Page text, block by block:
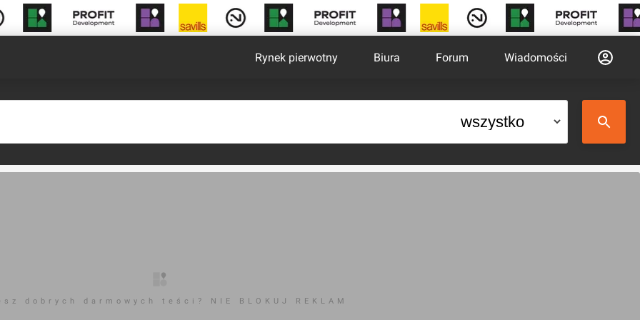
Rynek pierwotny Biura Forum Wiadomości
dobrych darmowych teści? NIE BLOKUJ REKLAM